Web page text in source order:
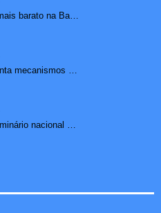
Gás de cozinha fica mais barato na Bahia após redução de 7,1%
TRE da Bahia apresenta mecanismos de segurança das urnas e nova ordem de votação para eleições
Ilhéus participa de seminário nacional sobre turismo sustentável e captação de investimentos